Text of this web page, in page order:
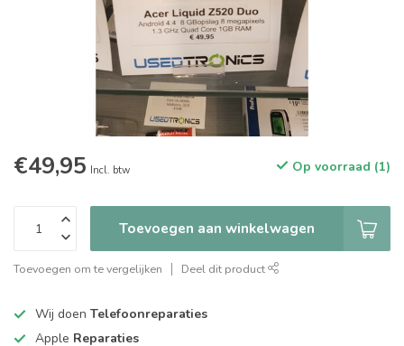
€49,95 Incl. btw Op voorraad (1)
Toevoegen aan winkelwagen
Toevoegen om te vergelijken Deel dit product
Wij doen Telefoonreparaties
Apple Reparaties